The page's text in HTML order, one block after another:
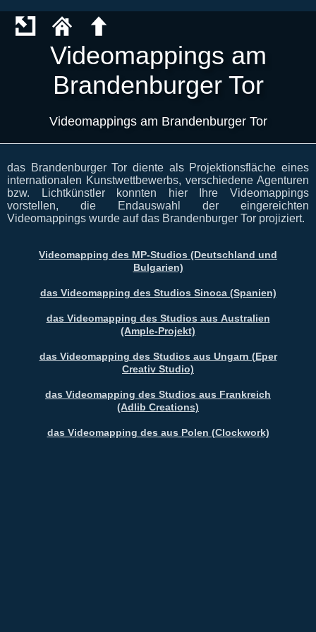
Videomappings am
Brandenburger Tor
Videomappings am Brandenburger Tor
das Brandenburger Tor diente als Projektionsfläche eines
internationalen Kunstwettbewerbs, verschiedene Agenturen
bzw. Lichtkünstler konnten hier Ihre Videomappings
vorstellen, die Endauswahl der eingereichten
Videomappings wurde auf das Brandenburger Tor projiziert.
Videomapping des MP-Studios (Deutschland und
Bulgarien)
das Videomapping des Studios Sinoca (Spanien)
das Videomapping des Studios aus Australien
(Ample-Projekt)
das Videomapping des Studios aus Ungarn (Eper
Creativ Studio)
das Videomapping des Studios aus Frankreich
(Adlib Creations)
das Videomapping des aus Polen (Clockwork)